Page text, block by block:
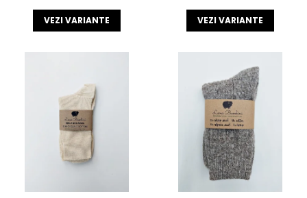
VEZI VARIANTE VEZI VARIANTE